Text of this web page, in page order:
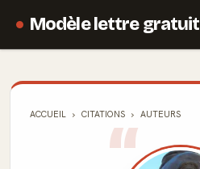
Modèle lettre gratuit
ACCUEIL CITATIONS AUTEURS